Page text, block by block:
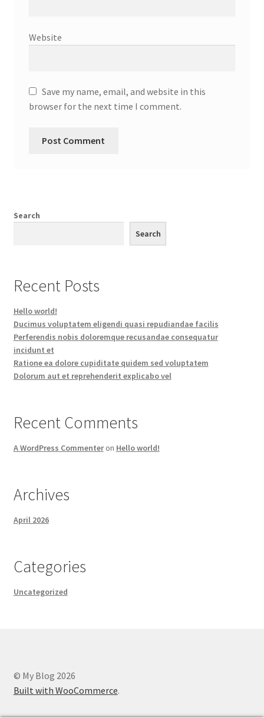
Website
Save my name, email, and website in this
browser for the next time I comment.
Search
Search
Recent Posts
Hello world!
Ducimus voluptatem eligendi quasi repudiandae facilis
Perferendis nobis doloremque recusandae consequatur
incidunt et
Ratione ea dolore cupiditate quidem sed voluptatem
Dolorum aut et reprehenderit explicabo vel
Recent Comments
A WordPress Commenteron Hello world!
Archives
April 2026
Categories
Uncategorized
© My Blog 2026
Built with WooCommerce.